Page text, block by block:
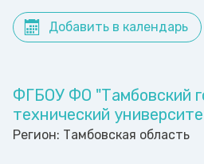
Добавить в календарь
ФГБОУ ФО "Тамбовский
технический
Регион: Тамбовская область